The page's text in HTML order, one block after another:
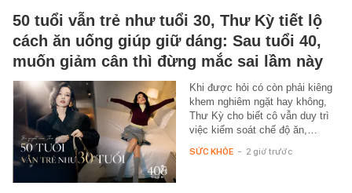
50 tuổi vẫn trẻ như tuổi 30, Thư Kỳ tiết lộ
cách ăn uống giúp giữ dáng: Sau tuổi 40,
muốn giảm cân thì đừng mắc sai lầm này
Khi được hỏi có còn phải kiêng
khem nghiêm ngặt hay không,
Thư Kỳ cho biết cô vẫn duy trì
việc kiểm soát chế độ ăn,…
SỨC KHỎE - 2 giờ trước